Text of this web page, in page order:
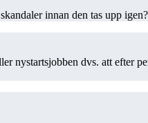
innan den tas upp igen?
nystartsjobben dvs. att efter